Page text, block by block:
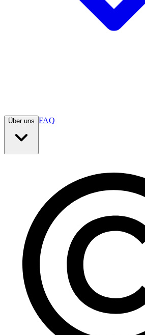
Über uns FAQ